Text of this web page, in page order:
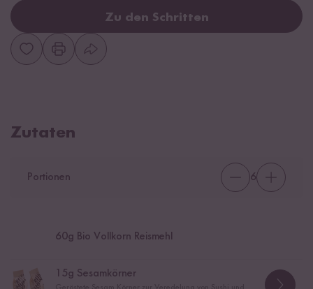
Zu den Schritten
Zutaten
Portionen 6
60g Bio Vollkorn Reismehl
15g Sesamkörner